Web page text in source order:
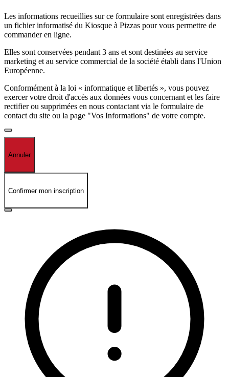
Les informations recueillies sur ce formulaire sont enregistrées dans
un fichier informatisé du Kiosque à Pizzas pour vous permettre de
commander en ligne.
Elles sont conservées pendant 3 ans et sont destinées au service
marketing et au service commercial de la société établi dans l'Union
Européenne.
Conformément à la loi « informatique et libertés », vous pouvez
exercer votre droit d'accès aux données vous concernant et les faire
rectifier ou supprimées en nous contactant via le formulaire de
contact du site ou la page "Vos Informations" de votre compte.
Annuler
Confirmer mon inscription